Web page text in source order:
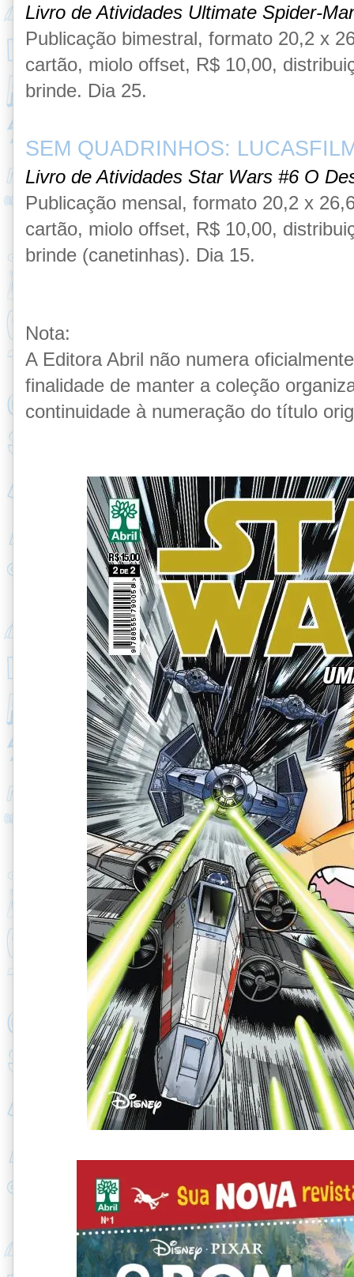
Livro de Atividades Ultimate Spider-
Publicação bimestral, formato 20,2 x
cartão, miolo offset, R$ 10,00,
brinde. Dia 25.
SEM QUADRINHOS:
Livro de Atividades Star Wars #6 O
Publicação mensal, formato 20,2 x
cartão, miolo offset, R$ 10,00,
brinde (canetinhas). Dia 15.
Nota:
A Editora Abril não numera
finalidade de manter a coleção
continuidade à numeração do título